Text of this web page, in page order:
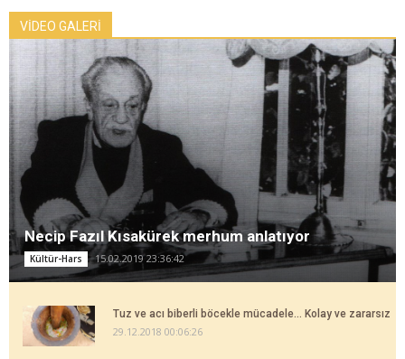
VİDEO GALERİ
Necip Fazıl Kısakürek merhum anlatıyor
Kültür-Hars 15.02.2019 23:36:42
Tuz ve acı biberli böcekle mücadele... Kolay ve zararsız
29.12.2018 00:06:26